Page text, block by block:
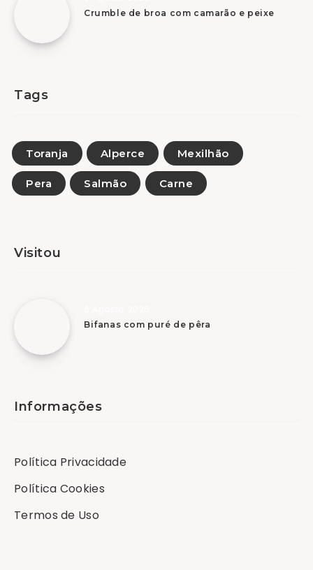
Crumble de broa com camarão e peixe
Tags
Toranja Alperce Mexilhão
Pera Salmão Carne
Visitou
Bifanas com puré de pêra
Informações
Política Privacidade
Política Cookies
Termos de Uso